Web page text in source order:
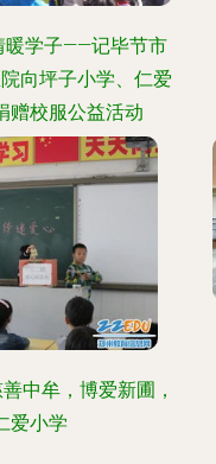
暖学子——记毕节市
向坪子小学、仁爱
赠校服公益活动
中牟，博爱新圃，
爱小学